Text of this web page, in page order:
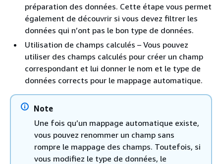
préparation des données. Cette étape vous permet
également de découvrir si vous devez filtrer les
données qui n’ont pas le bon type de données.
Utilisation de champs calculés – Vous pouvez
utiliser des champs calculés pour créer un champ
correspondant et lui donner le nom et le type de
données corrects pour le mappage automatique.
Note
Une fois qu’un mappage automatique existe,
vous pouvez renommer un champ sans
rompre le mappage des champs. Toutefois, si
vous modifiez le type de données, le